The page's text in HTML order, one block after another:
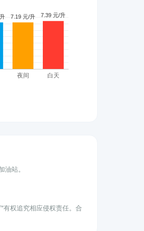
站。
权追究相应侵权责任。合